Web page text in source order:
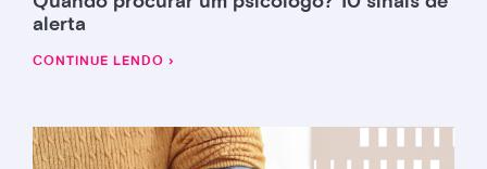
alerta
CONTINUE LENDO ›